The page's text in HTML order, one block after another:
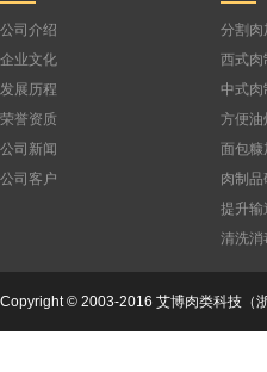
公司介绍
企业文化
发展历程
荣誉资质
公司新闻
公司客户
分割肉
西式肉
中式肉
列
方便油
设备
面包糠
肉制品
设备
提升输
清洗消
Copyright © 2003-2016 艾博肉类科技（